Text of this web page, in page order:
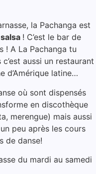
la Pachanga est
! C’est le bar de
! A La Pachanga tu
aussi un restaurant
d’Amérique latine…
où sont dispensés
en discothèque
merengue) mais aussi
peu après les cours
de danse!
du mardi au samedi